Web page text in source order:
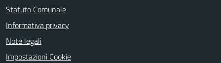
Statuto Comunale
Informativa privacy
Note legali
Impostazioni Cookie